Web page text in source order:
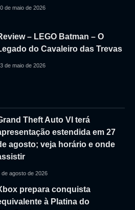
de maio de 2026
– LEGO Batman – O
do Cavaleiro das Trevas
de maio de 2026
Theft Auto VI terá
estendida em 27
agosto; veja horário e onde
de agosto de 2026
prepara conquista
à Platina do